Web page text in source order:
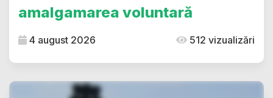
amalgamarea voluntară
4 august 2026 512 vizualizări